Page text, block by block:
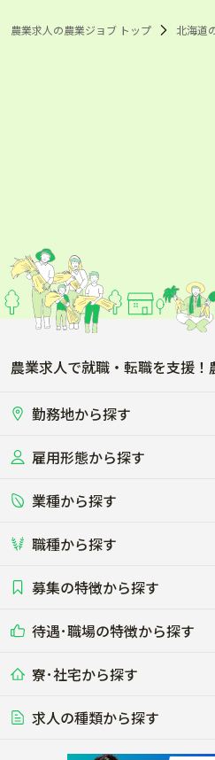
農業求人の農業ジョブ トップ 北海道
農業求人で就職・転職を支援
勤務地から探す
北海道
関東
東海
雇用形態から探す
正社員
短期アルバイト
その他（独立・副業など）
業種から探す
畜産（酪農･肉牛･養豚･養
酪農
する牧場
養豚
る養豚場
畑・圃場で野菜・穀物を生産
稲作
農業資材･肥料
農場設備・肥料・飼料の生産・流
その他業種
職種から探す
農場･牧場･現場職
研究･開発
募集の特徴から探す
未経験歓迎
学歴不問
50代採用実績あり
待遇･職場の特徴から探す
社会保険完備
食事補助あり
寮･社宅から探す
単身寮あり
求人の種類から探す